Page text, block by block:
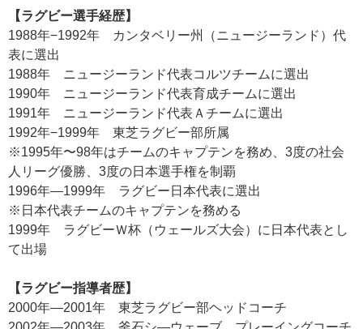
【ラグビー選手経歴】
1988年−1992年 カンタベリー州（ニュージーランド）代
表に選出
1988年 ニュージーランド代表コルツチームに選出
1990年 ニュージーランド代表育成チームに選出
1991年 ニュージーランド代表Ａチームに選出
1992年−1999年 東芝ラグビー部所属
※1995年〜98年はチームのキャプテンを務め、3度の社会
人リーグ優勝、3度の日本選手権を制覇
1996年—1999年 ラグビー日本代表に選出
※日本代表チームのキャプテンを務める
1999年 ラグビーＷ杯（ウェールズ大会）に日本代表とし
て出場
【ラグビー指導者歴】
2000年―2001年 東芝ラグビー部ヘッドコーチ